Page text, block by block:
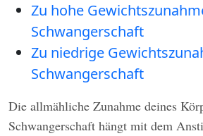
Zu hohe
Schwangerschaft
Zu niedrige
Schwangerschaft
Die allmähliche Zunahme deines
Schwangerschaft hängt mit dem